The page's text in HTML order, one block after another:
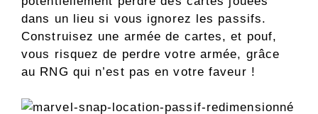
dans un lieu si vous ignorez les passifs.
Construisez une armée de cartes, et pouf,
vous risquez de perdre votre armée, grâce
au RNG qui n’est pas en votre faveur !